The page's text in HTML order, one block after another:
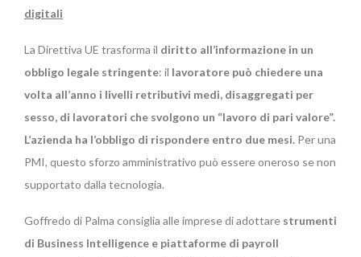
digitali
La Direttiva UE trasforma il diritto all’informazione in un
obbligo legale stringente: il lavoratore può chiedere una
volta all’anno i livelli retributivi medi, disaggregati per
sesso, di lavoratori che svolgono un “lavoro di pari valore”.
L’azienda ha l’obbligo di rispondere entro due mesi. Per una
PMI, questo sforzo amministrativo può essere oneroso se non
supportato dalla tecnologia.
Goffredo di Palma consiglia alle imprese di adottare strumenti
di Business Intelligence e piattaforme di payroll